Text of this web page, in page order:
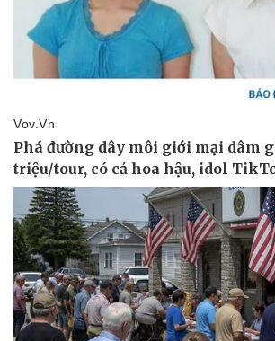
Kinh tế
Bất động sản
Khởi nghiệp
Thị trường
Giá vàng
Tiêu dùng